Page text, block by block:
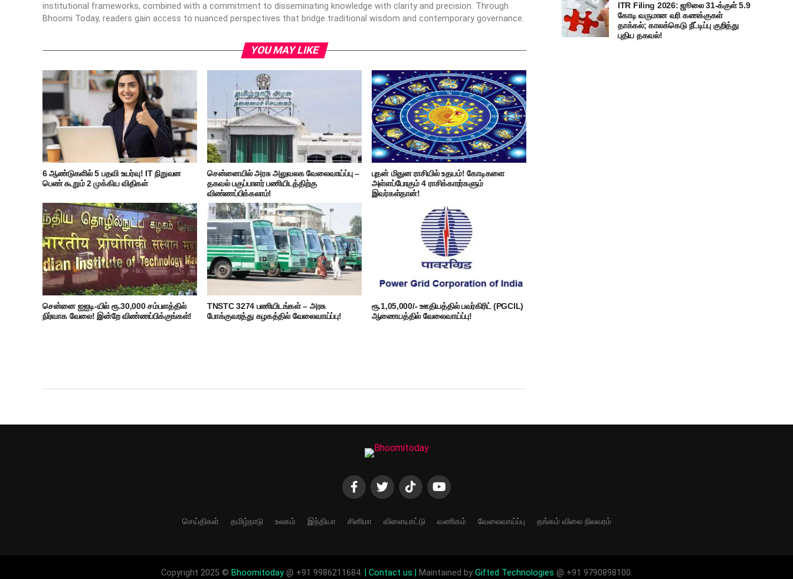
institutional frameworks, combined with a commitment to disseminating knowledge with clarity and precision. Through
Bhoomi Today, readers gain access to nuanced perspectives that bridge traditional wisdom and contemporary governance.
YOU MAY LIKE
6 ஆண்டுகளில் 5 பதவி உயர்வு! IT நிறுவன
பெண் கூறும் 2 முக்கிய விதிகள்
சென்னையில் அரசு அலுவலக வேலைவாய்ப்பு –
தகவல் பகுப்பாளர் பணியிடத்திற்கு
விண்ணப்பிக்கலாம்!
புதன் மிதுன ராசியில் உதயம்! கோடிகளை
அள்ளப்போகும் 4 ராசிக்காரர்களும்
இவர்கள்தான்!
சென்னை ஐஐடி-யில் ரூ.30,000 சம்பளத்தில்
நிர்வாக வேலை! இன்றே விண்ணப்பிக்குங்கள்!
TNSTC 3274 பணியிடங்கள் – அரசு
போக்குவரத்து கழகத்தில் வேலைவாய்ப்பு!
ரூ.1,05,000/- ஊதியத்தில் பவர்கிரிட் (PGCIL)
ஆணையத்தில் வேலைவாய்ப்பு!
ITR Filing 2026: ஜூலை 31-க்குள் 5.9
கோடி வருமான வரி கணக்குகள்
தாக்கல்; காலக்கெடு நீட்டிப்பு குறித்து
புதிய தகவல்!
செய்திகள் தமிழ்நாடு உலகம் இந்தியா சினிமா விளையாட்டு வணிகம் வேலைவாய்ப்பு தங்கம் விலை நிலவரம்
Copyright 2025 © Bhoomitoday@ +91 9986211684. | Contact us | Maintained by Gifted Technologies @ +91 9790898100.